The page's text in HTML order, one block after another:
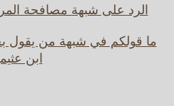
الرد على شبهة مصافحة
ما قولكم في شبهة من يقول
ابن